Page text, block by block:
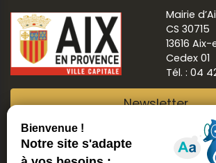
Mairie
CS 30715
13616
Cedex 01
Tél. : 04
Newsletter